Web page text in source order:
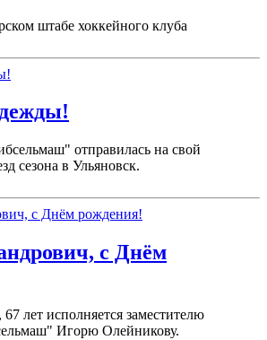
штабе хоккейного клуба
отправилась на свой
сезона в Ульяновск.
с Днём
лет исполняется заместителю
Игорю Олейникову.